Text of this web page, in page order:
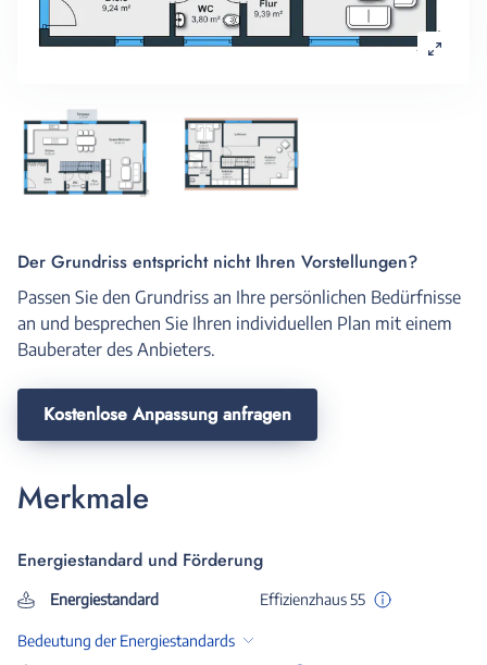
Der Grundriss entspricht nicht Ihren Vorstellungen?
Passen Sie den Grundriss an Ihre persönlichen Bedürfnisse
an und besprechen Sie Ihren individuellen Plan mit einem
Bauberater des Anbieters.
Kostenlose Anpassung anfragen
Merkmale
Energiestandard und Förderung
Energiestandard Effizienzhaus 55
Bedeutung der Energiestandards